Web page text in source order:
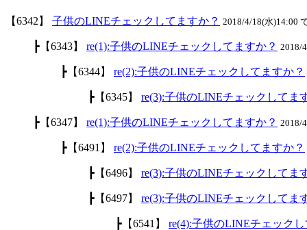
【6342】 子供のLINEチェックしてますか？ 2018/4/18(水)14:00
┣【6343】 re(1):子供のLINEチェックしてますか？ 2018/
┣【6344】 re(2):子供のLINEチェックしてますか？
┣【6345】 re(3):子供のLINEチェックしてま
┣【6347】 re(1):子供のLINEチェックしてますか？ 2018/
┣【6491】 re(2):子供のLINEチェックしてますか？
┣【6496】 re(3):子供のLINEチェックしてま
┣【6497】 re(3):子供のLINEチェックしてま
┣【6541】 re(4):子供のLINEチェック